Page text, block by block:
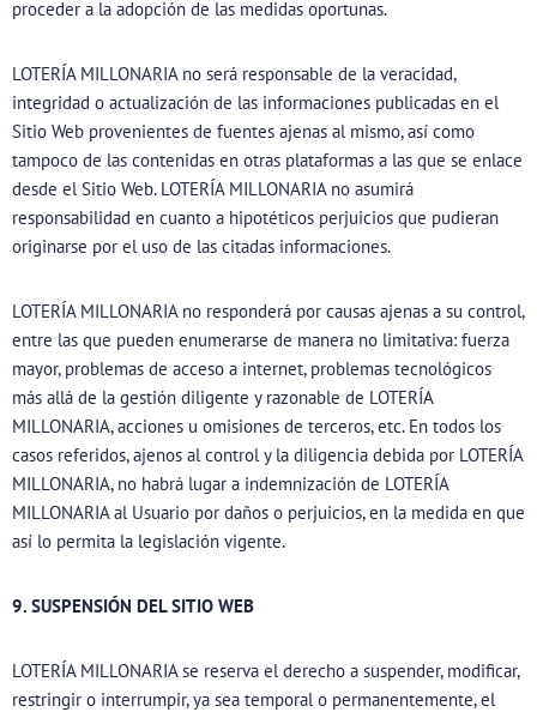
proceder a la adopción de las medidas oportunas.
LOTERÍA MILLONARIA no será responsable de la veracidad,
integridad o actualización de las informaciones publicadas en el
Sitio Web provenientes de fuentes ajenas al mismo, así como
tampoco de las contenidas en otras plataformas a las que se enlace
desde el Sitio Web. LOTERÍA MILLONARIA no asumirá
responsabilidad en cuanto a hipotéticos perjuicios que pudieran
originarse por el uso de las citadas informaciones.
LOTERÍA MILLONARIA no responderá por causas ajenas a su control,
entre las que pueden enumerarse de manera no limitativa: fuerza
mayor, problemas de acceso a internet, problemas tecnológicos
más allá de la gestión diligente y razonable de LOTERÍA
MILLONARIA, acciones u omisiones de terceros, etc. En todos los
casos referidos, ajenos al control y la diligencia debida por LOTERÍA
MILLONARIA, no habrá lugar a indemnización de LOTERÍA
MILLONARIA al Usuario por daños o perjuicios, en la medida en que
así lo permita la legislación vigente.
9. SUSPENSIÓN DEL SITIO WEB
LOTERÍA MILLONARIA se reserva el derecho a suspender, modificar,
restringir o interrumpir, ya sea temporal o permanentemente, el